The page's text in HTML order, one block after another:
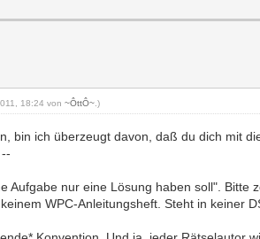
18:24 von~ÔttÔ~ .)
bin ich überzeugt davon, daß du dich mit
Aufgabe nur eine Lösung haben soll".
WPC-Anleitungsheft. Steht in keiner